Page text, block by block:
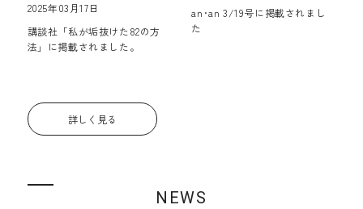
2025年03月17日
講談社「私が垢抜けた82の方
法」に掲載されました。
an･an 3/19号に掲載されまし
た
詳しく見る
NEWS